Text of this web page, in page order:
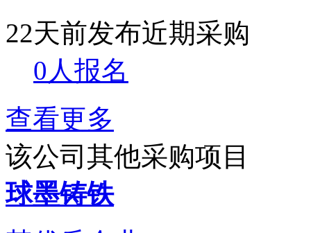
22天前发布近期采购
0人报名
查看更多
该公司其他采购项目
球墨铸铁